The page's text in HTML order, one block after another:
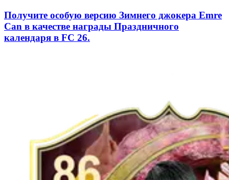
Получите особую версию Зимнего джокера Emre
Can в качестве награды Праздничного
календаря в FC 26.